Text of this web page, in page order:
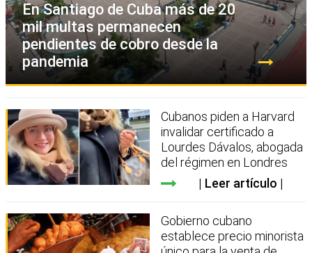
En Santiago de Cuba más de 20
mil multas permanecen
pendientes de cobro desde la
pandemia
Cubanos piden a Harvard
invalidar certificado a
Lourdes Dávalos, abogada
del régimen en Londres
Leer artículo
Gobierno cubano
establece precio minorista